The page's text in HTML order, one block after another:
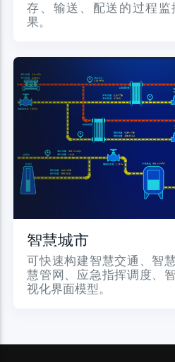
存、输送、配送的过程
果。
智慧城市
可快速构建智慧交通、智
慧管网、应急指挥调度、
视化界面模型。